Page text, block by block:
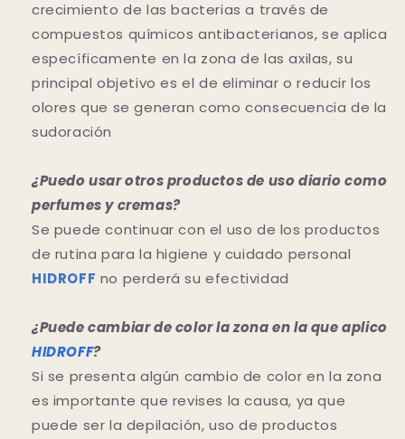
crecimiento de las bacterias a través de
compuestos químicos antibacterianos, se aplica
específicamente en la zona de las axilas, su
principal objetivo es el de eliminar o reducir los
olores que se generan como consecuencia de la
sudoración
¿Puedo usar otros productos de uso diario como
perfumes y cremas?
Se puede continuar con el uso de los productos
de rutina para la higiene y cuidado personal
HIDROFF no perderá su efectividad
¿Puede cambiar de color la zona en la que aplico
HIDROFF?
Si se presenta algún cambio de color en la zona
es importante que revises la causa, ya que
puede ser la depilación, uso de productos